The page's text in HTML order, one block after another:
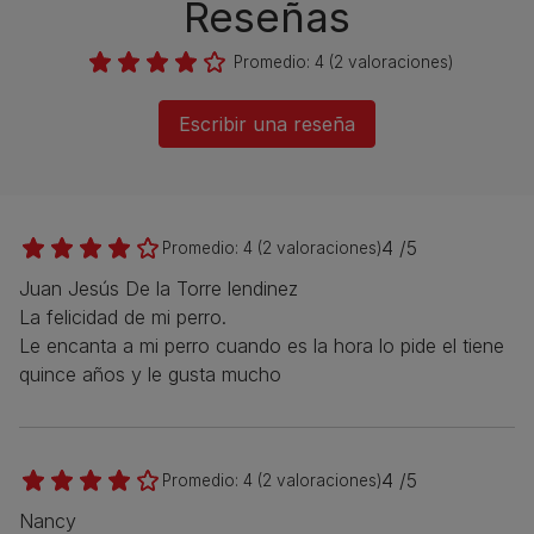
Reseñas
Promedio: 4 (2 valoraciones)
Escribir una reseña
Promedio: 4 (2 valoraciones)4 /5
Juan Jesús De la Torre lendinez
La felicidad de mi perro.
Le encanta a mi perro cuando es la hora lo pide el tiene
quince años y le gusta mucho
Promedio: 4 (2 valoraciones)4 /5
Nancy